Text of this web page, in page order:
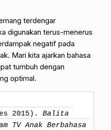
terdengar
digunakan terus-menerus
negatif pada
Mari kita ajarkan bahasa
tumbuh dengan
optimal.
2015). Balita
TV Anak Berbahasa